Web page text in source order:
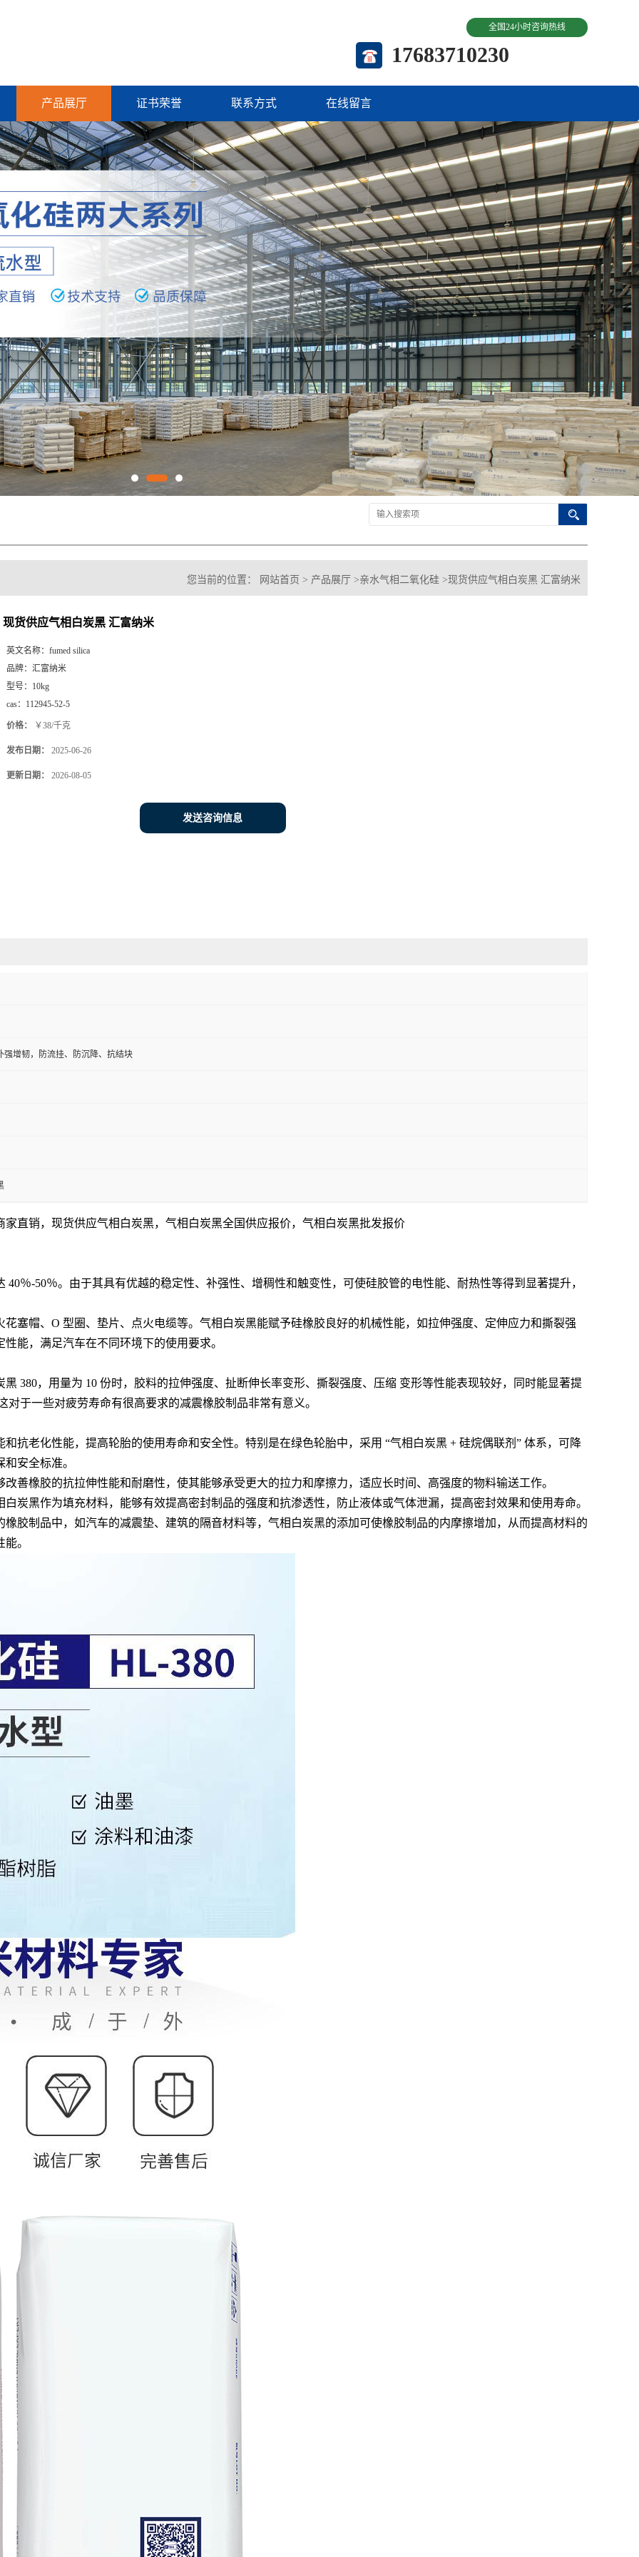
全国24小时咨询热线
17683710230
产品展厅 证书荣誉 联系方式 在线留言
您当前的位置： 网站首页 > 产品展厅 >亲水气相二氧化硅 >现货供应气相白炭黑 汇富纳米
现货供应气相白炭黑 汇富纳米
英文名称： fumed silica
品牌： 汇富纳米
型号： 10kg
cas： 112945-52-5
价格： ￥38/千克
发布日期： 2025-06-26
更新日期： 2026-08-05
发送咨询信息
强增韧，防流挂、防沉降、抗结块
直销，现货供应气相白炭黑，气相白炭黑全国供应报价，气相白炭黑批发报价
％-50％。由于其具有优越的稳定性、补强性、增稠性和触变性，可使硅胶管的电性能、耐热性等得到显著提升，
塞帽、O 型圈、垫片、点火电缆等。气相白炭黑能赋予硅橡胶良好的机械性能，如拉伸强度、定伸应力和撕裂强
能，满足汽车在不同环境下的使用要求。
380，用量为 10 份时，胶料的拉伸强度、扯断伸长率变形、撕裂强度、压缩 变形等性能表现较好，同时能显著提
于一些对疲劳寿命有很高要求的减震橡胶制品非常有意义。
抗老化性能，提高轮胎的使用寿命和安全性。特别是在绿色轮胎中，采用 “气相白炭黑 + 硅烷偶联剂” 体系，可降
安全标准。
善橡胶的抗拉伸性能和耐磨性，使其能够承受更大的拉力和摩擦力，适应长时间、高强度的物料输送工作。
炭黑作为填充材料，能够有效提高密封制品的强度和抗渗透性，防止液体或气体泄漏，提高密封效果和使用寿命。
胶制品中，如汽车的减震垫、建筑的隔音材料等，气相白炭黑的添加可使橡胶制品的内摩擦增加，从而提高材料的
。